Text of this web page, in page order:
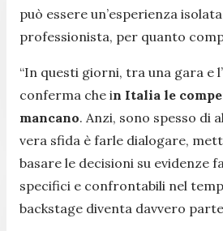
può essere un’esperienza
professionista, per quanto
“In questi giorni, tra una gara e
conferma che in Italia le
mancano. Anzi, sono spesso di
vera sfida è farle dialogare,
basare le decisioni su evidenze
specifici e confrontabili nel
backstage diventa davvero